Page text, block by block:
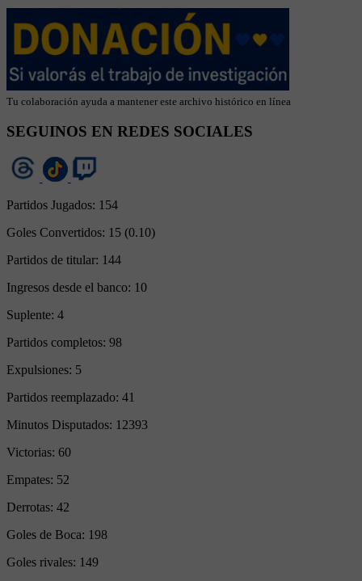
Tu colaboración ayuda a mantener este archivo histórico en línea
SEGUINOS EN REDES SOCIALES
Partidos Jugados: 154
Goles Convertidos: 15 (0.10)
Partidos de titular: 144
Ingresos desde el banco: 10
Suplente: 4
Partidos completos: 98
Expulsiones: 5
Partidos reemplazado: 41
Minutos Disputados: 12393
Victorias: 60
Empates: 52
Derrotas: 42
Goles de Boca: 198
Goles rivales: 149